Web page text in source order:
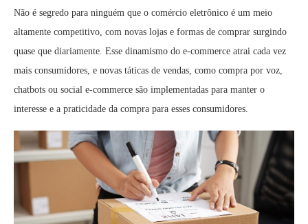
Não é segredo para ninguém que o comércio eletrônico é um meio
altamente competitivo, com novas lojas e formas de comprar surgindo
quase que diariamente. Esse dinamismo do e-commerce atrai cada vez
mais consumidores, e novas táticas de vendas, como compra por voz,
chatbots ou social e-commerce são implementadas para manter o
interesse e a praticidade da compra para esses consumidores.